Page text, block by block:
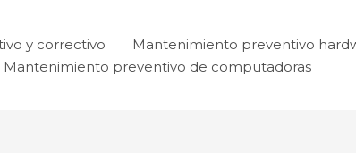
y correctivo
Mantenimiento preventivo
Mantenimiento preventivo de computadoras